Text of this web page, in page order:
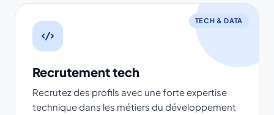
TECH & DATA
Recrutement tech
Recrutez des profils avec une forte expertise
technique dans les métiers du développement